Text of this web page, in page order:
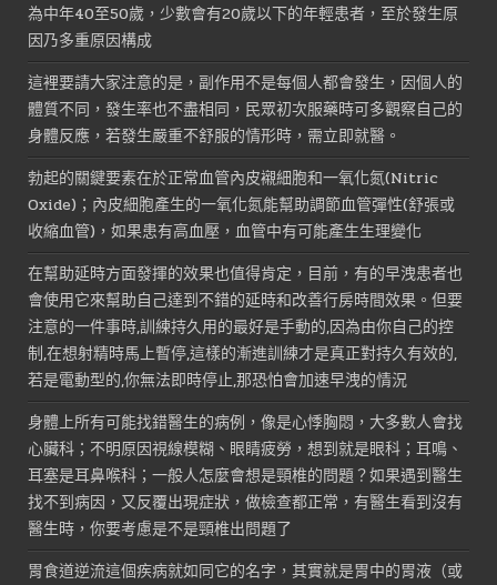
為中年40至50歲，少數會有20歲以下的年輕患者，至於發生原
因乃多重原因構成
這裡要請大家注意的是，副作用不是每個人都會發生，因個人的
體質不同，發生率也不盡相同，民眾初次服藥時可多觀察自己的
身體反應，若發生嚴重不舒服的情形時，需立即就醫。
勃起的關鍵要素在於正常血管內皮襯細胞和一氧化氮(Nitric
Oxide)；內皮細胞產生的一氧化氮能幫助調節血管彈性(舒張或
收縮血管)，如果患有高血壓，血管中有可能產生生理變化
在幫助延時方面發揮的效果也值得肯定，目前，有的早洩患者也
會使用它來幫助自己達到不錯的延時和改善行房時間效果。但要
注意的一件事時,訓練持久用的最好是手動的,因為由你自己的控
制,在想射精時馬上暫停,這樣的漸進訓練才是真正對持久有效的,
若是電動型的,你無法即時停止,那恐怕會加速早洩的情況
身體上所有可能找錯醫生的病例，像是心悸胸悶，大多數人會找
心臟科；不明原因視線模糊、眼睛疲勞，想到就是眼科；耳鳴、
耳塞是耳鼻喉科；一般人怎麼會想是頸椎的問題？如果遇到醫生
找不到病因，又反覆出現症狀，做檢查都正常，有醫生看到沒有
醫生時，你要考慮是不是頸椎出問題了
胃食道逆流這個疾病就如同它的名字，其實就是胃中的胃液（或